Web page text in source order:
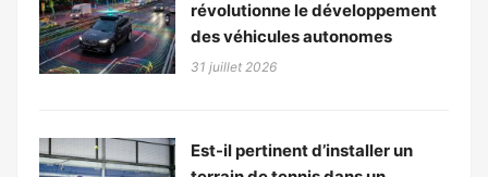
révolutionne le développement
des véhicules autonomes
31 juillet 2026
Est-il pertinent d’installer un